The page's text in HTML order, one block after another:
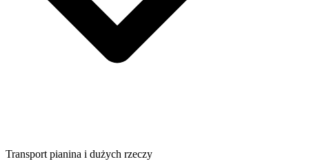
Transport pianina i dużych rzeczy